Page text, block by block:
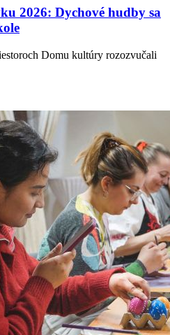
2026: Dychové hudby sa
Domu kultúry rozozvučali